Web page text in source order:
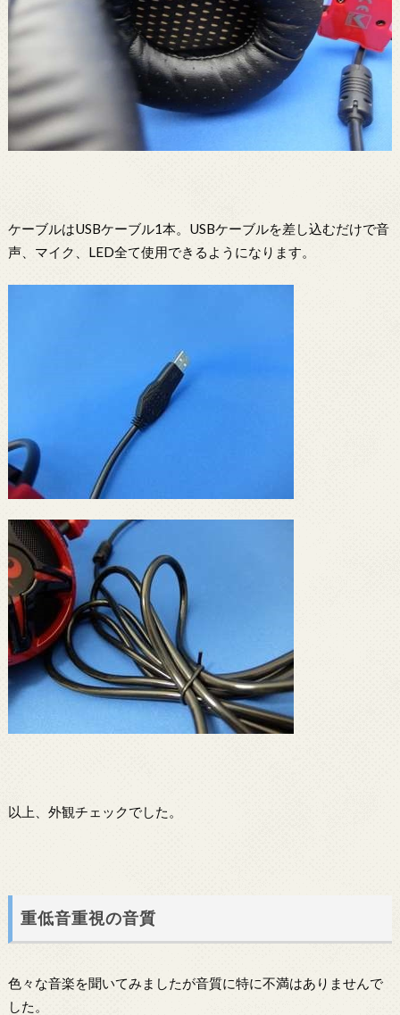
ケーブルはUSBケーブル1本。USBケーブルを差し込むだけで音
声、マイク、LED全て使用できるようになります。
以上、外観チェックでした。
重低音重視の音質
色々な音楽を聞いてみましたが音質に特に不満はありませんで
した。